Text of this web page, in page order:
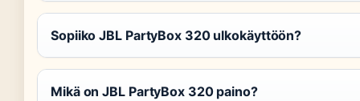
Sopiiko JBL PartyBox 320 ulkokäyttöön?
Mikä on JBL PartyBox 320 paino?